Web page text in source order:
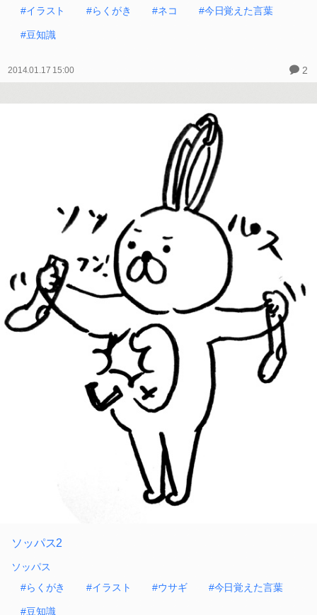
#イラスト
#らくがき #ネコ #今日覚えた言葉
#豆知識
2014.01.17 15:00 2
ソッパス2
ソッパス
#らくがき
#イラスト #ウサギ #今日覚えた言葉
#豆知識